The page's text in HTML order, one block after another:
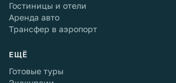
Гостиницы и отели
Аренда авто
Трансфер в аэропорт
ЕЩЁ
Готовые туры